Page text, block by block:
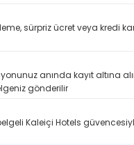
sürpriz ücret veya kredi
anında kayıt altına
gönderilir
Kaleiçi Hotels